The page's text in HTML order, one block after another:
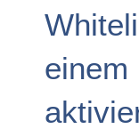
einem